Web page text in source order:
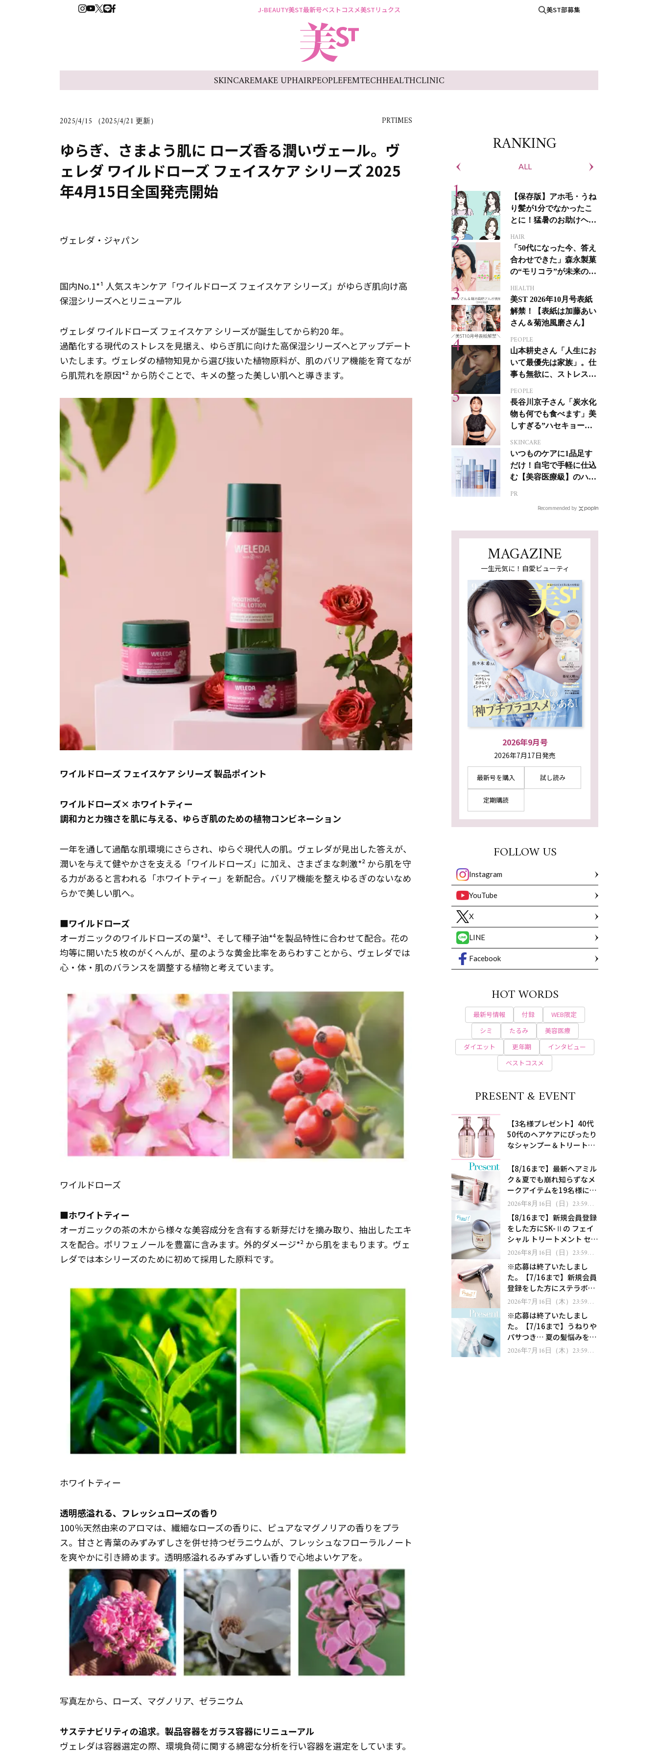
J-BEAUTY美ST最新号ベストコスメ美STリュクス 美ST部募集
SKINCAREMAKE UPHAIRPEOPLEFEMTECHHEALTHCLINIC
2025/4/15 （2025/4/21 更新） PRTIMES
ゆらぎ、さまよう肌に ローズ香る潤いヴェール。ヴ
ェレダ ワイルドローズ フェイスケア シリーズ 2025
年4月15日全国発売開始
ヴェレダ・ジャパン
国内No.1*¹ 人気スキンケア「ワイルドローズ フェイスケア シリーズ」がゆらぎ肌向け高
保湿シリーズへとリニューアル
ヴェレダ ワイルドローズ フェイスケア シリーズが誕生してから約20 年。
過酷化する現代のストレスを見据え、ゆらぎ肌に向けた高保湿シリーズへとアップデート
いたします。ヴェレダの植物知見から選び抜いた植物原料が、肌のバリア機能を育てなが
ら肌荒れを原因*² から防ぐことで、キメの整った美しい肌へと導きます。
ワイルドローズ フェイスケア シリーズ 製品ポイント
ワイルドローズ× ホワイトティー
調和力と力強さを肌に与える、ゆらぎ肌のための植物コンビネーション
一年を通して過酷な肌環境にさらされ、ゆらぐ現代人の肌。ヴェレダが見出した答えが、
潤いを与えて健やかさを支える「ワイルドローズ」に加え、さまざまな刺激*² から肌を守
る力があると言われる「ホワイトティー」を新配合。バリア機能を整えゆるぎのないなめ
らかで美しい肌へ。
■ワイルドローズ
オーガニックのワイルドローズの葉*³、そして種子油*⁴を製品特性に合わせて配合。花の
均等に開いた5 枚のがくへんが、星のような黄金比率をあらわすことから、ヴェレダでは
心・体・肌のバランスを調整する植物と考えています。
ワイルドローズ
■ホワイトティー
オーガニックの茶の木から様々な美容成分を含有する新芽だけを摘み取り、抽出したエキ
スを配合。ポリフェノールを豊富に含みます。外的ダメージ*² から肌をまもります。ヴェ
レダでは本シリーズのために初めて採用した原料です。
ホワイトティー
透明感溢れる、フレッシュローズの香り
100％天然由来のアロマは、繊細なローズの香りに、ピュアなマグノリアの香りをプラ
ス。甘さと青葉のみずみずしさを併せ持つゼラニウムが、フレッシュなフローラルノート
を爽やかに引き締めます。透明感溢れるみずみずしい香りで心地よいケアを。
写真左から、ローズ、マグノリア、ゼラニウム
サステナビリティの追求。製品容器をガラス容器にリニューアル
ヴェレダは容器選定の際、環境負荷に関する綿密な分析を行い容器を選定をしています。
RANKING
ALL
【保存版】アホ毛・うね
り髪が1分でなかったこ
とに！猛暑のお助けヘア
HAIR
「50代になった今、答え
合わせできた」森永製菓
の“モリコラ”が未来のキ
HEALTH
美ST 2026年10月号表紙
解禁！【表紙は加藤あい
さん＆菊池風磨さん】
PEOPLE
山本耕史さん「人生にお
いて最優先は家族」。仕
事も無欲に、ストレスを
PEOPLE
長谷川京子さん「炭水化
物も何でも食べます」美
しすぎる”ハセキョーボ
SKINCARE
いつものケアに1品足す
だけ！自宅で手軽に仕込
む【美容医療級】のハリ
PR
Recommended by
MAGAZINE
一生元気に！自愛ビューティ
2026年9月号
2026年7月17日発売
最新号を購入 試し読み
定期購読
FOLLOW US
Instagram
YouTube
X
LINE
Facebook
HOT WORDS
最新号情報 付録
WEB限定
シミ
たるみ
美容医療
ダイエット
更年期
インタビュー
ベストコスメ
PRESENT & EVENT
【3名様プレゼント】40代
50代のヘアケアにぴったり
なシャンプー＆トリートメ
処！
【8/16まで】最新ヘアミル
ク＆夏でも崩れ知らずなメ
ークアイテムを19名様にプ
レゼント！
2026年8月16日（日）23:59ま
で【8/16まで】新規会員登録
をした方にSK-Ⅱの フェイ
シャル トリートメント セラ
ムをプレゼント！
2026年8月16日（日）23:59ま
※応募は終了いたしまし
た。【7/16まで】新規会員
登録をした方にステラボー
テのシャインリバース ヘア
ゼント！
2026年7月16日（木）23:59ま
※応募は終了いたしまし
た。【7/16まで】うねりや
パサつき… 夏の髪悩みを解
消するヘアケアアイテムを
2026年7月16日（木）23:59ま